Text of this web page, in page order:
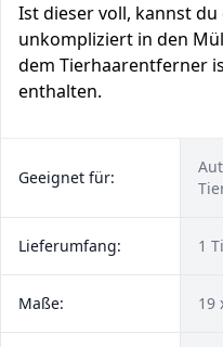
Ist dieser voll, kannst
unkompliziert in den
dem Tierhaarentferner
enthalten.
Geeignet für:
Lieferumfang: 1
Maße: 19